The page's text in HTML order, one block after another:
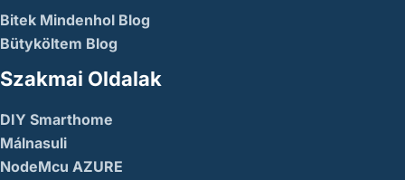
Bitek Mindenhol Blog
Bütyköltem Blog
Szakmai Oldalak
DIY Smarthome
Málnasuli
NodeMcu AZURE